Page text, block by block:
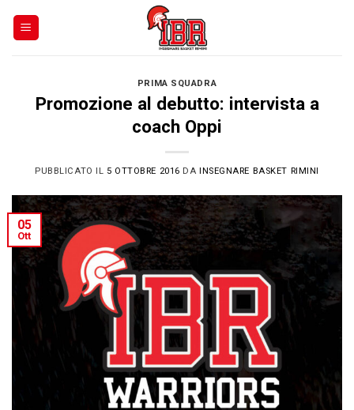
PRIMA SQUADRA
Promozione al debutto: intervista a
coach Oppi
PUBBLICATO IL 5 OTTOBRE 2016 DAINSEGNARE BASKET RIMINI
05
Ott